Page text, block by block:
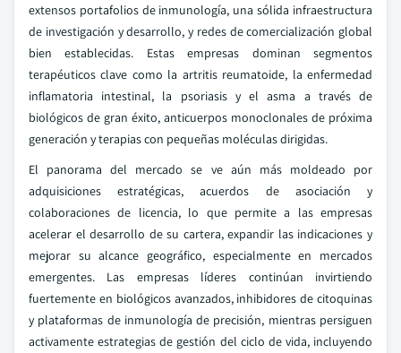
extensos portafolios de inmunología, una sólida infraestructura
de investigación y desarrollo, y redes de comercialización global
bien establecidas. Estas empresas dominan segmentos
terapéuticos clave como la artritis reumatoide, la enfermedad
inflamatoria intestinal, la psoriasis y el asma a través de
biológicos de gran éxito, anticuerpos monoclonales de próxima
generación y terapias con pequeñas moléculas dirigidas.
El panorama del mercado se ve aún más moldeado por
adquisiciones estratégicas, acuerdos de asociación y
colaboraciones de licencia, lo que permite a las empresas
acelerar el desarrollo de su cartera, expandir las indicaciones y
mejorar su alcance geográfico, especialmente en mercados
emergentes. Las empresas líderes continúan invirtiendo
fuertemente en biológicos avanzados, inhibidores de citoquinas
y plataformas de inmunología de precisión, mientras persiguen
activamente estrategias de gestión del ciclo de vida, incluyendo